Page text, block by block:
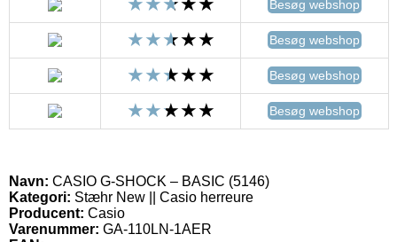
Besøg webshop
Besøg webshop
Besøg webshop
Besøg webshop
Navn: CASIO G-SHOCK – BASIC (5146)
Kategori: Stæhr New || Casio herreure
Producent: Casio
Varenummer: GA-110LN-1AER